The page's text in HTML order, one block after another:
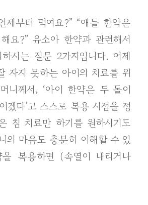
제부터 먹여요?” “애들 한약은
요?” 유소아 한약과 관련해서
시는 질문 2가지입니다. 어제
자지 못하는 아이의 치료를 위
니께서, ‘아이 한약은 두 돌이
겠다’고 스스로 복용 시점을 정
침 치료만 하기를 원하시기도
의 마음도 충분히 이해할 수 있
복용하면 (속열이 내리거나